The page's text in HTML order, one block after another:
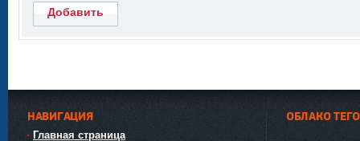
Добавить
НАВИГАЦИЯ
Главная страница
ОБЛАКО